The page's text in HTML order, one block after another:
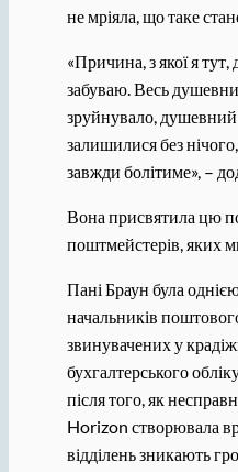
не мріяла, що таке
«Причина, з якої я
забуваю. Весь
зруйнувало, душевний
залишилися без
завжди болітиме», –
Вона присвятила цю
поштмейстерів, яких
Пані Браун була
начальників
звинувачених у
бухгалтерського
після того, як
Horizon створювала
відділень зникають